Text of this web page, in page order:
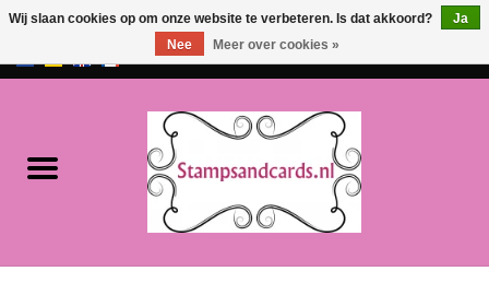
EUR/GBP
NIEUW!!
Wij slaan cookies op om onze website te verbeteren. Is dat akkoord?
Ja
Nee
Meer over cookies »